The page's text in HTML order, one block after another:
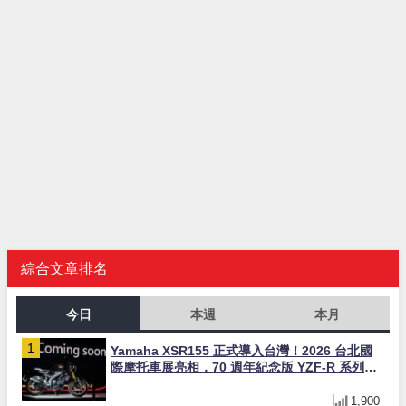
綜合文章排名
今日 本週 本月
Yamaha XSR155 正式導入台灣！2026 台北國
際摩托車展亮相，70 週年紀念版 YZF-R 系列限
1,900